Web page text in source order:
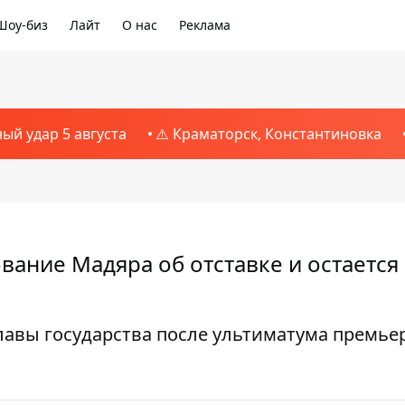
биз Лайт О нас Реклама
удар 5 августа ⚠️ Краматорск, Константиновка
Мадяра об отставке и остается
государства после ультиматума